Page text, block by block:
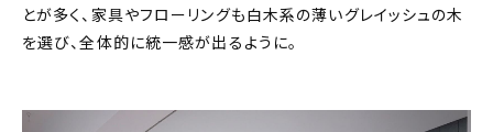
とが多く、家具やフローリングも白木系の薄いグレイッシュの木
を選び、全体的に統一感が出るように。